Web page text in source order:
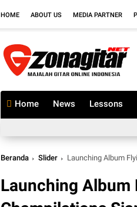
HOME ABOUT US MEDIA PARTNER
Home News Lessons
Beranda Slider Launching Album
Launching Album